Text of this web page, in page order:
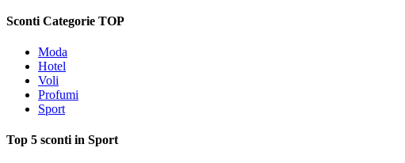
Sconti Categorie TOP
Moda
Hotel
Voli
Profumi
Sport
Top 5 sconti in Sport